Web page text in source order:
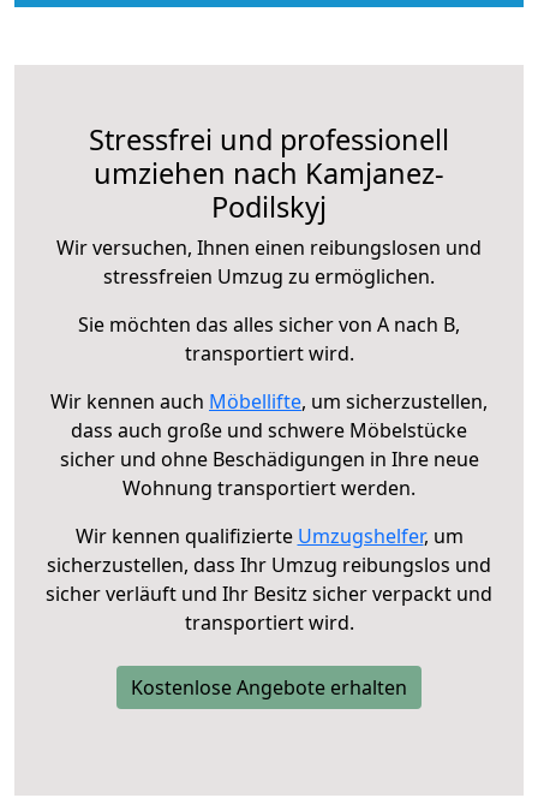
Stressfrei und professionell
umziehen nach Kamjanez-
Podilskyj
Wir versuchen, Ihnen einen reibungslosen und
stressfreien Umzug zu ermöglichen.
Sie möchten das alles sicher von A nach B,
transportiert wird.
Wir kennen auch Möbellifte, um sicherzustellen,
dass auch große und schwere Möbelstücke
sicher und ohne Beschädigungen in Ihre neue
Wohnung transportiert werden.
Wir kennen qualifizierte Umzugshelfer, um
sicherzustellen, dass Ihr Umzug reibungslos und
sicher verläuft und Ihr Besitz sicher verpackt und
transportiert wird.
Kostenlose Angebote erhalten